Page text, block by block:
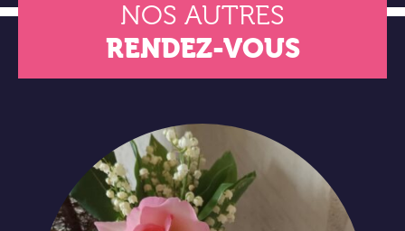
NOS AUTRES
RENDEZ-VOUS